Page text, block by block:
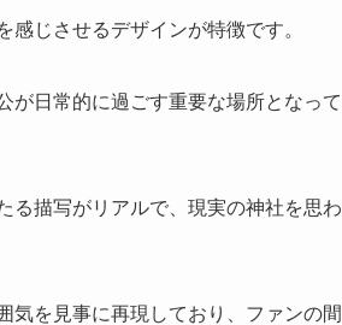
感じさせるデザインが特徴です。
が日常的に過ごす重要な場所となって
る描写がリアルで、現実の神社を思わ
気を見事に再現しており、ファンの間